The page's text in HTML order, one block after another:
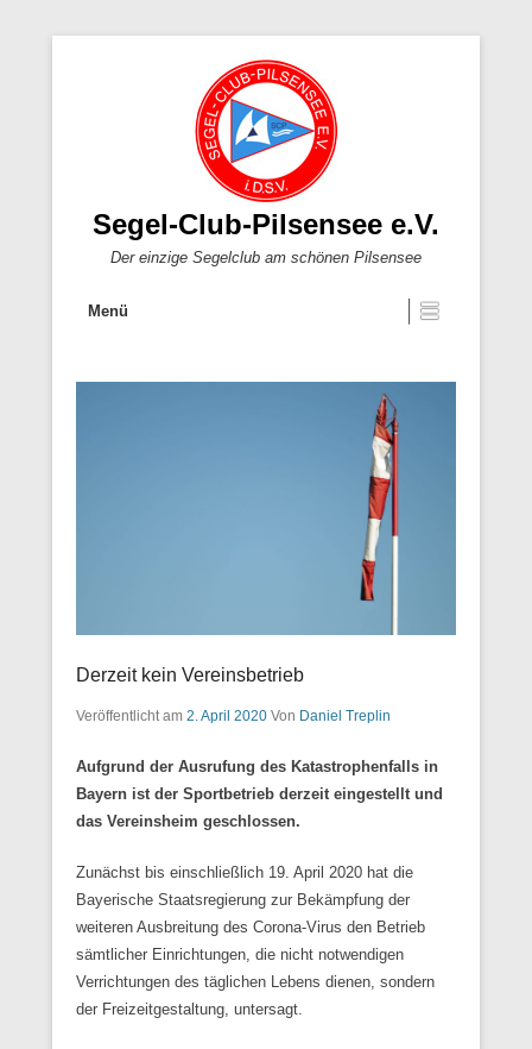
Segel-Club-Pilsensee e.V.
Der einzige Segelclub am schönen Pilsensee
Menü
Derzeit kein Vereinsbetrieb
Veröffentlicht am 2. April 2020 Von Daniel Treplin
Aufgrund der Ausrufung des Katastrophenfalls in
Bayern ist der Sportbetrieb derzeit eingestellt und
das Vereinsheim geschlossen.
Zunächst bis einschließlich 19. April 2020 hat die
Bayerische Staatsregierung zur Bekämpfung der
weiteren Ausbreitung des Corona-Virus den Betrieb
sämtlicher Einrichtungen, die nicht notwendigen
Verrichtungen des täglichen Lebens dienen, sondern
der Freizeitgestaltung, untersagt.